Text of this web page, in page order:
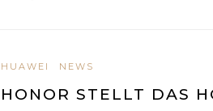
HUAWEI NEWS
HONOR STELLT DAS